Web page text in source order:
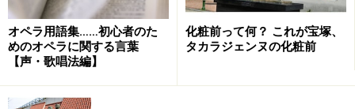
オペラ用語集……初心者のた
めのオペラに関する言葉
【声・歌唱法編】
化粧前って何？ これが宝塚、
タカラジェンヌの化粧前